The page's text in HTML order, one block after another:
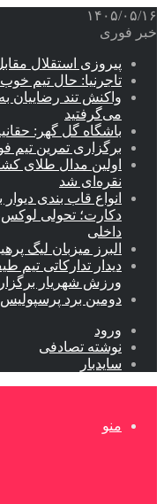
۱۴۰۵/۰۵/۱۶
خبر فوری
پیروزی استقلال
تاجرنیا: حال تیم
واکنش تند رضاییان
می‌گرفتید
باشگاه گل گهر:
برگزاری تمرین تیم
اولین مدال طلای
نقره‌ای شد
انواع قاب بندی
دکارت؛ تحولی
داخلی
البرز میزبان لیگ
دیدار تدارکاتی تیم
ورزش شهریار
دومین برد پرسپولیس
ورود
نوشته تصادفی
سایدبار
منو